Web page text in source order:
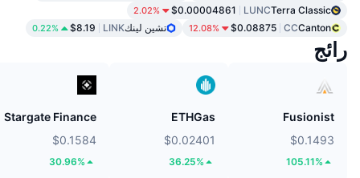
Terra Classic
LUNC
$0.00004861
2.02%
Canton
CC
$0.08875
12.08% تشين لينكLINK
$8.19
0.22%
رائج
Fusionist
$0.1493
105.11%
ETHGas
$0.02401
36.25%
Stargate Finance
$0.1584
30.96%